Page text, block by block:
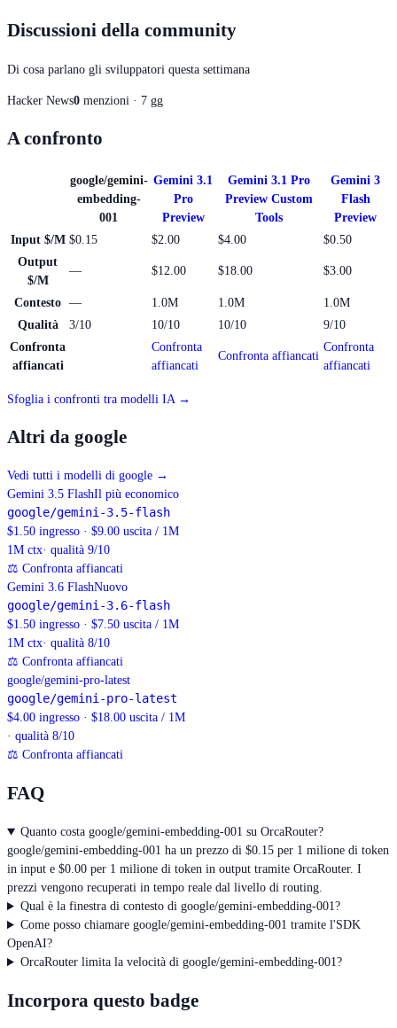
Discussioni della community
Di cosa parlano gli sviluppatori questa settimana
Hacker News0 menzioni · 7 gg
A confronto
google/gemini-
embedding-
001
Gemini 3.1
Pro
Preview
Gemini 3.1 Pro
Preview Custom
Tools
Gemini 3
Flash
Preview
Input $/M $0.15 $2.00 $4.00
$0.50
Output
$/M
— $12.00 $18.00 $3.00
Contesto — 1.0M 1.0M
1.0M
Qualità
3/10 10/10 10/10
9/10
Confronta
affiancati
Confronta
affiancati
Confronta affiancati
Confronta
affiancati
Sfoglia i confronti tra modelli IA →
Altri da google
Vedi tutti i modelli di google →
Gemini 3.5 FlashIl più economico
google/gemini-3.5-flash
$1.50 ingresso · $9.00 uscita / 1M
1M ctx· qualità 9/10
⚖ Confronta affiancati
Gemini 3.6 FlashNuovo
google/gemini-3.6-flash
$1.50 ingresso · $7.50 uscita / 1M
1M ctx· qualità 8/10
⚖ Confronta affiancati
google/gemini-pro-latest
google/gemini-pro-latest
$4.00 ingresso · $18.00 uscita / 1M
· qualità 8/10
⚖ Confronta affiancati
FAQ
Quanto costa google/gemini-embedding-001 su OrcaRouter?
google/gemini-embedding-001 ha un prezzo di $0.15 per 1 milione di token
in input e $0.00 per 1 milione di token in output tramite OrcaRouter. I
prezzi vengono recuperati in tempo reale dal livello di routing.
Qual è la finestra di contesto di google/gemini-embedding-001?
Come posso chiamare google/gemini-embedding-001 tramite l'SDK
OpenAI?
OrcaRouter limita la velocità di google/gemini-embedding-001?
Incorpora questo badge